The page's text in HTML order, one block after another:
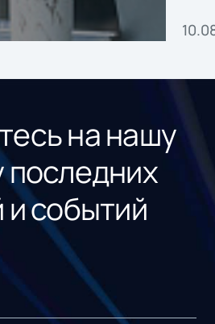
на нашу
последних
событий